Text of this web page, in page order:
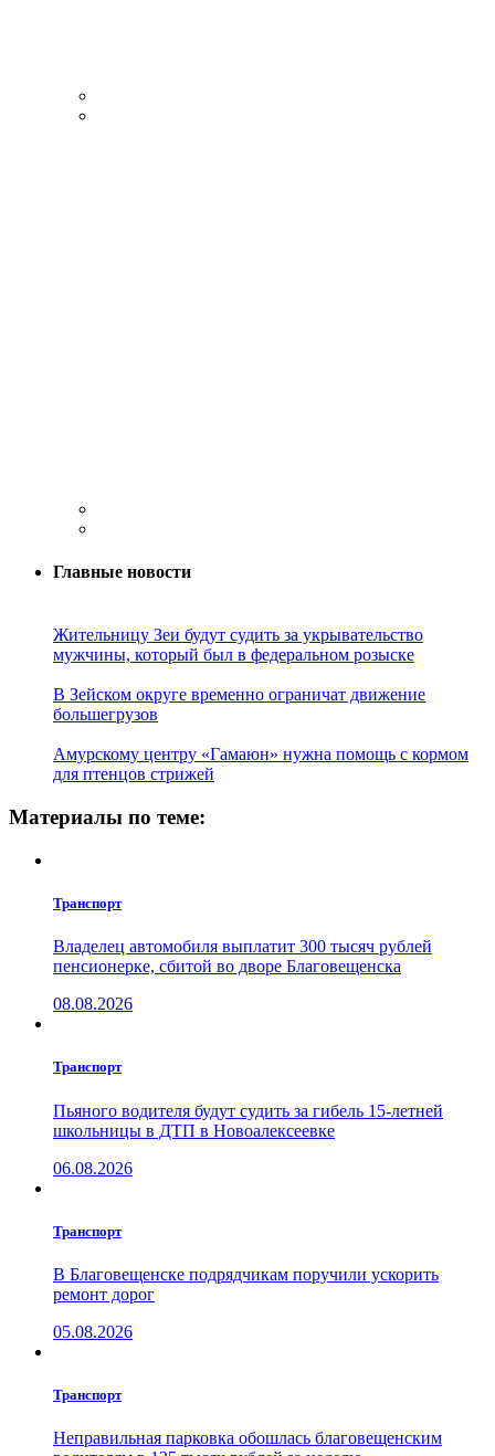
Главные новости
Жительницу Зеи будут судить за укрывательство
мужчины, который был в федеральном розыске
В Зейском округе временно ограничат движение
большегрузов
Амурскому центру «Гамаюн» нужна помощь с кормом
для птенцов стрижей
Материалы по теме:
Транспорт
Владелец автомобиля выплатит 300 тысяч рублей
пенсионерке, сбитой во дворе Благовещенска
08.08.2026
Транспорт
Пьяного водителя будут судить за гибель 15-летней
школьницы в ДТП в Новоалексеевке
06.08.2026
Транспорт
В Благовещенске подрядчикам поручили ускорить
ремонт дорог
05.08.2026
Транспорт
Неправильная парковка обошлась благовещенским